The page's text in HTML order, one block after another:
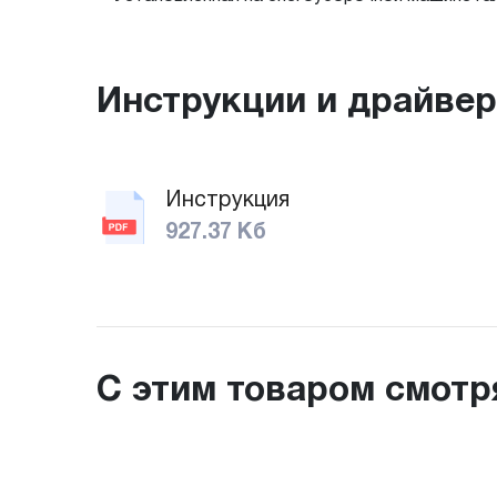
Инструкции и
Инструкция
927.37 Кб
С этим товаром